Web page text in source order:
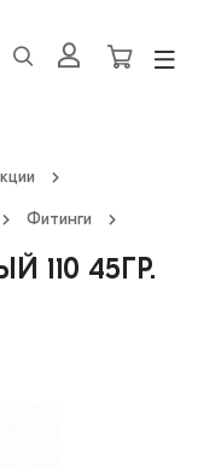
Фитинги
45ГР.